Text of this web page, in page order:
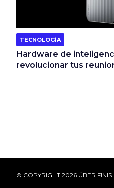
TECNOLOGÍA
Hardware de
revolucionar tus
© COPYRIGHT 2026 ÜBER